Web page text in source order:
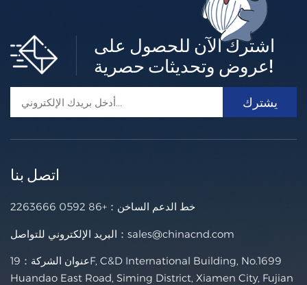
نظام تتبع أحادي المحور مستقل 1P
متطورين، مما يُحسّن كفاءة الطاقة، والتتبع التلقائي، والحسابات ا
لذكية، ويساعد مطوري المشاريع ومالكي الأصول على تحقيق أق
بّتة وفقًا لتكوين السلسلة وحجم التضاريس. يُعدّ هذا النظام مثاليًا ل
ويتميز بنظام قيادة دوار لتحقيق أقصى قدر من الثبات في الظرو
مدفوعة، براغي أرضية، خرسانةزاوية الميل: حتى ± 60 درجةحم
ح أعلىحمولة الثلج: ≤2000 باسكالالوحدة النمطية المطبقة: بإطار
شأ:الصين
اشترك الآن للحصول على
عروض وتحديثات حصرية!
اتصل بنا
خط الدعم الساخن： +86 0592 2263666
البريد الإلكتروني للتواصل： sales@chinacnd.com
عنوان الشركة：19F, C&D International Building, No.1699
Huandao East Road, Siming District, Xiamen City, Fujian